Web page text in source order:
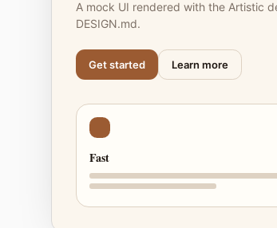
A mock UI rendered with the Artistic
DESIGN.md.
Get started Learn more
Fast